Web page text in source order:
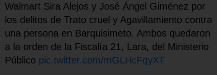
Walmart Sira Alejos y José Ángel Giménez por
los delitos de Trato cruel y Agavillamiento contra
una persona en Barquisimeto. Ambos quedaron
a la orden de la Fiscalía 21, Lara, del Ministerio
Público pic.twitter.com/mGLHcFqyXT